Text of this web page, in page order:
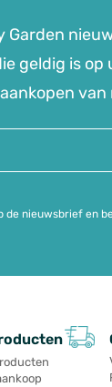
Garden
geldig is op
de nieuwsbrief en